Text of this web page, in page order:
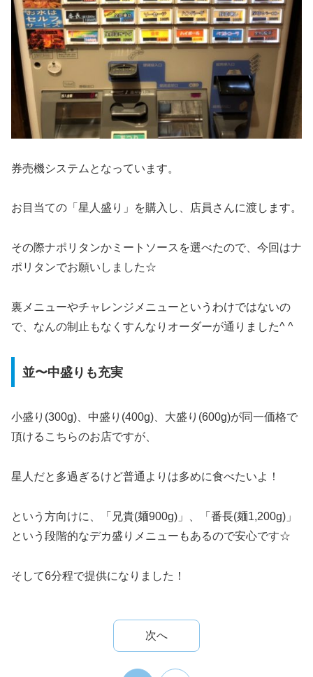
券売機システムとなっています。
お目当ての「星人盛り」を購入し、店員さんに渡します。
その際ナポリタンかミートソースを選べたので、今回はナ
ポリタンでお願いしました☆
裏メニューやチャレンジメニューというわけではないの
で、なんの制止もなくすんなりオーダーが通りました^ ^
並〜中盛りも充実
小盛り(300g)、中盛り(400g)、大盛り(600g)が同一価格で
頂けるこちらのお店ですが、
星人だと多過ぎるけど普通よりは多めに食べたいよ！
という方向けに、「兄貴(麺900g)」、「番長(麺1,200g)」
という段階的なデカ盛りメニューもあるので安心です☆
そして6分程で提供になりました！
次へ